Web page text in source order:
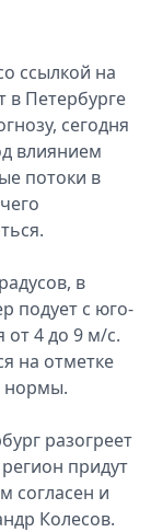
ссылкой на
в Петербурге
сегодня
влиянием
потоки в
в
подует с юго-
от 4 до 9 м/с.
на отметке
нормы.
разогреет
придут
согласен и
Колесов.